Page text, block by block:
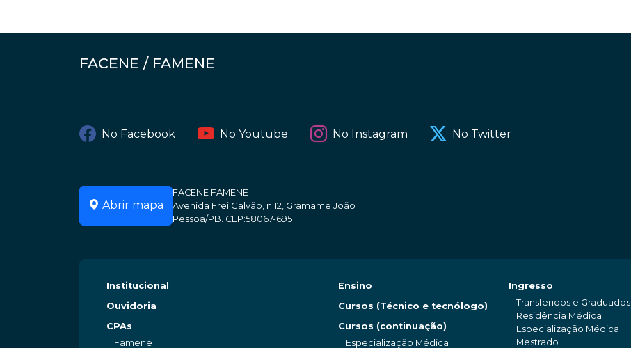
FACENE / FAMENE
No Facebook No Youtube No Instagram No Twitter
Abrir mapa
FACENE FAMENE
Avenida Frei Galvão, n 12, Gramame João
Pessoa/PB. CEP:58067-695
Institucional
Ouvidoria
CPAs
Famene
Ensino
Cursos (Técnico e tecnólogo)
Cursos (continuação)
Especialização Médica
Ingresso
Transferidos e Graduados
Residência Médica
Especialização Médica
Mestrado